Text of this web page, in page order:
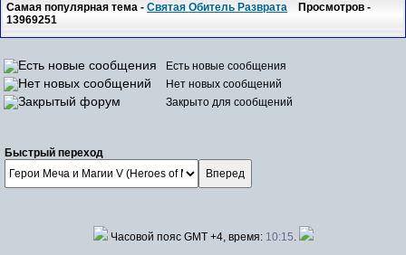
Самая популярная тема -Святая Обитель Разврата Просмотров -
13969251
Есть новые сообщения
Нет новых сообщений
Закрыто для сообщений
Быстрый переход
Часовой пояс GMT +4, время: 10:15.